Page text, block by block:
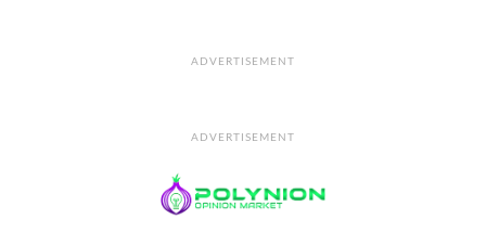
ADVERTISEMENT
ADVERTISEMENT